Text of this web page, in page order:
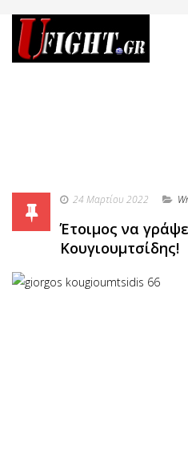
24 Μαρτίου 2022
Έτοιμος να
Κουγιουμτσίδης!